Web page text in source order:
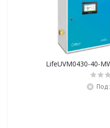
LifeUVM0430-40-
Под